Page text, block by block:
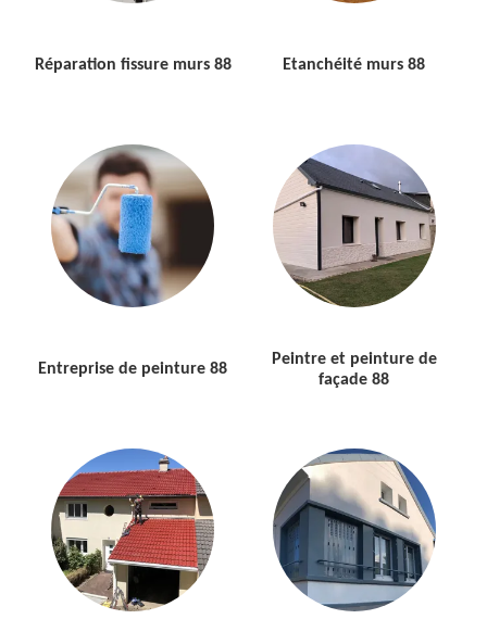
Réparation fissure murs 88 Etanchéité murs 88
Entreprise de peinture 88
Peintre et peinture de
façade 88